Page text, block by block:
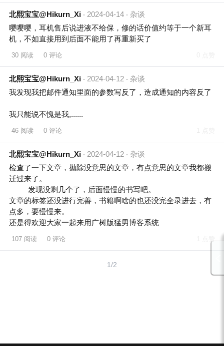
北熙宝宝@Hikurn_Xi 2024-04-14
杂谈
嘤嘤嘤，耳机售后说进液不给保，修的话价值约等于一个新耳
机，不如直接用到后面不能用了再重新买了
30 阅读 0 评论
北熙宝宝@Hikurn_Xi 2024-04-12
杂谈
我发现我把邮件通知里面的参数写反了，造成通知的内容反了
我只能说不愧是我,......
46 阅读 0 评论
北熙宝宝@Hikurn_Xi 2024-04-12
杂谈
检查了一下文章，抛除没意思的文章，有点意思的文章我都搬
迁过来了。
🤣👉发现没剩几个了，后面慢慢的书写吧。
文章的标签还没进行完善，书籍啊啥的也还没完全录进去，有
点多，要慢慢来。
还是得欢迎大家一起来用广树版猛男博客系统
107 阅读 0 评论
1/2